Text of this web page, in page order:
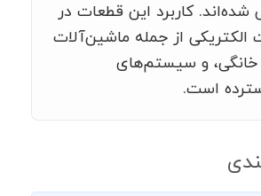
کاربرد این قطعات در
الکتریکی از جمله ماشین‌آلات
خانگی، و سیستم‌های
است.